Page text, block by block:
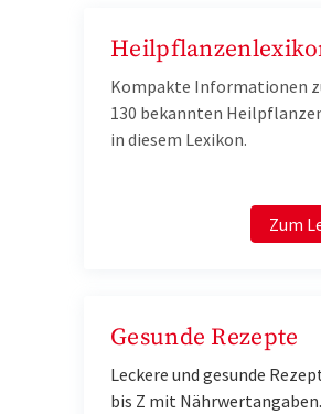
Kompakte Informationen
130 bekannten
in diesem Lexikon.
Zum
Gesunde Rezepte
Leckere und gesunde
bis Z mit Nährwertangaben.